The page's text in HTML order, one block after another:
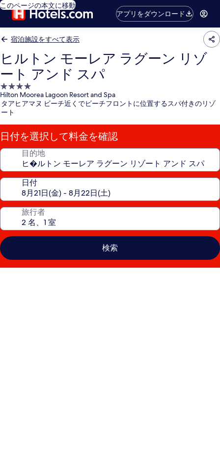
このページの本文に移動
アプリをダウンロード
宿泊施設をすべて表示
ヒルトン モーレア ラグーン リゾ
ート アンド スパ
4.0
つ
星
泊
施
設
Hilton Moorea Lagoon Resort and Spa
タアヒアマヌ ビーチ近くでビーチフロントに位置するスパ付きのリゾ
ート
日付を選択して料金を確認
目的地
日付
旅行者
検索